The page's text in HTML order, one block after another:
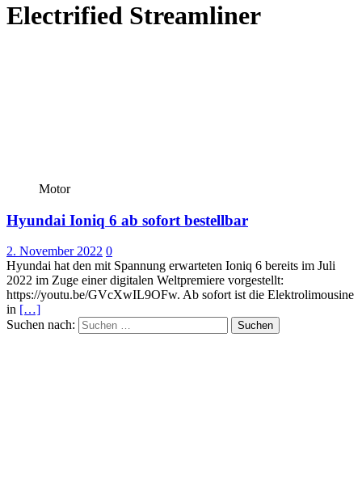
Electrified Streamliner
Motor
Hyundai Ioniq 6 ab sofort bestellbar
2. November 2022 0
Hyundai hat den mit Spannung erwarteten Ioniq 6 bereits im Juli
2022 im Zuge einer digitalen Weltpremiere vorgestellt:
https://youtu.be/GVcXwIL9OFw. Ab sofort ist die Elektrolimousine
in […]
Suchen nach: